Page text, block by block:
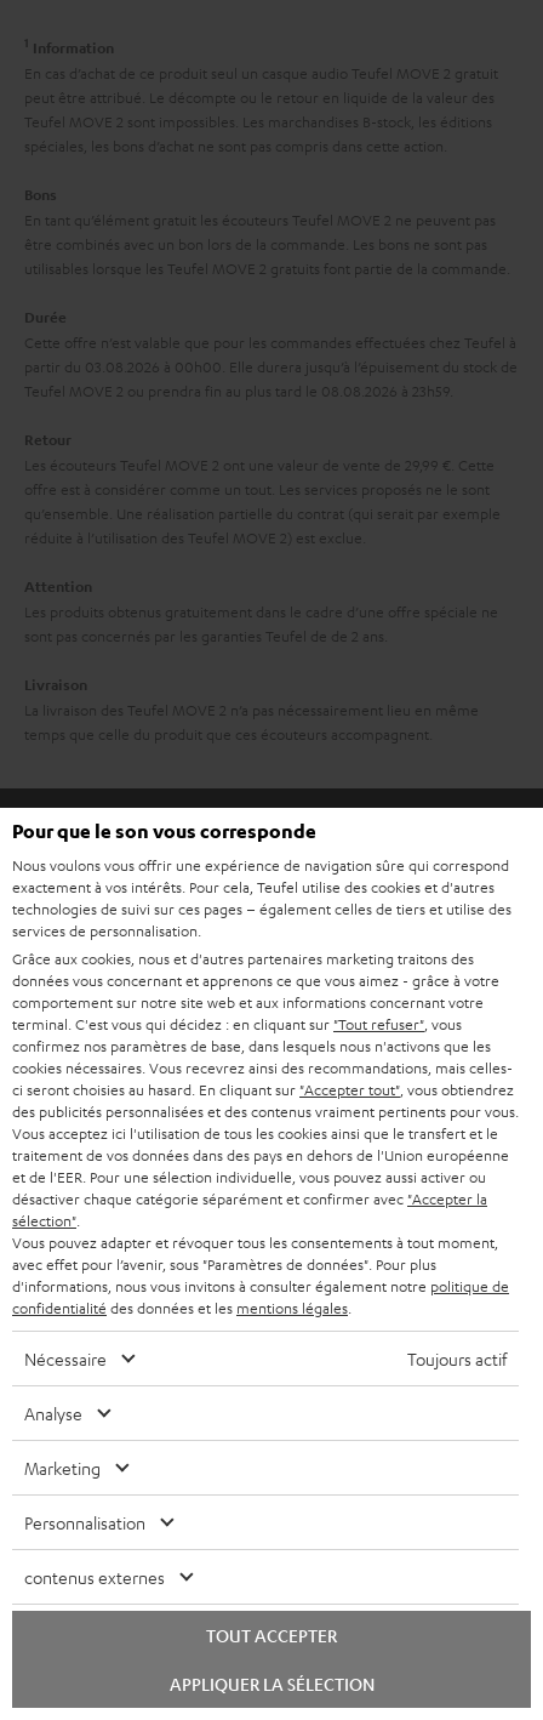
s
à
l
e
x
d
i
i
o
n
t
i
v
s
à
l
g
a
a
n
t
e
t
1 Information
En cas d’achat de ce produit seul un casque audio Teufel MOVE 2 gratuit
peut être attribué. Le décompte ou le retour en liquide de la valeur des
Teufel MOVE 2 sont impossibles. Les marchandises B-stock, les éditions
spéciales, les bons d’achat ne sont pas compris dans cette action.
Bons
En tant qu’élément gratuit les écouteurs Teufel MOVE 2 ne peuvent pas
être combinés avec un bon lors de la commande. Les bons ne sont pas
utilisables lorsque les Teufel MOVE 2 gratuits font partie de la commande.
Durée
Cette offre n’est valable que pour les commandes effectuées chez Teufel à
partir du 03.08.2026 à 00h00. Elle durera jusqu’à l’épuisement du stock de
Teufel MOVE 2 ou prendra fin au plus tard le 08.08.2026 à 23h59.
Retour
Les écouteurs Teufel MOVE 2 ont une valeur de vente de 29,99 €. Cette
offre est à considérer comme un tout. Les services proposés ne le sont
qu’ensemble. Une réalisation partielle du contrat (qui serait par exemple
réduite à l’utilisation des Teufel MOVE 2) est exclue.
Attention
Les produits obtenus gratuitement dans le cadre d’une offre spéciale ne
sont pas concernés par les garanties Teufel de de 2 ans.
Livraison
La livraison des Teufel MOVE 2 n’a pas nécessairement lieu en même
temps que celle du produit que ces écouteurs accompagnent.
8 semaines d'essai
Service client à vie
Plus de 45 ans d'expertise
qualité. La Fevad est membre du réseau européen Ecommerce Europe Trustmark.
chat
Pour que le son vous corresponde
Nous voulons vous offrir une expérience de navigation sûre qui correspond
exactement à vos intérêts. Pour cela, Teufel utilise des cookies et d'autres
technologies de suivi sur ces pages – également celles de tiers et utilise des
services de personnalisation.
Grâce aux cookies, nous et d'autres partenaires marketing traitons des
données vous concernant et apprenons ce que vous aimez - grâce à votre
comportement sur notre site web et aux informations concernant votre
terminal. C'est vous qui décidez : en cliquant sur "Tout refuser" , vous
confirmez nos paramètres de base, dans lesquels nous n'activons que les
cookies nécessaires. Vous recevrez ainsi des recommandations, mais celles-
ci seront choisies au hasard. En cliquant sur "Accepter tout" , vous obtiendrez
des publicités personnalisées et des contenus vraiment pertinents pour vous.
Vous acceptez ici l'utilisation de tous les cookies ainsi que le transfert et le
traitement de vos données dans des pays en dehors de l'Union européenne
et de l'EER. Pour une sélection individuelle, vous pouvez aussi activer ou
désactiver chaque catégorie séparément et confirmer avec "Accepter la
sélection"
Vous pouvez adapter et révoquer tous les consentements à tout moment,
avec effet pour l’avenir, sous "Paramètres de données". Pour plus
d'informations, nous vous invitons à consulter également notre politique de
confidentialité des données et les mentions légales
Nécessaire Toujours actif
Analyse
Marketing
Personnalisation
contenus externes
TOUT ACCEPTER
APPLIQUER LA SÉLECTION